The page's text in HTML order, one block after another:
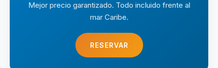
Mejor precio garantizado. Todo incluido frente al
mar Caribe.
RESERVAR